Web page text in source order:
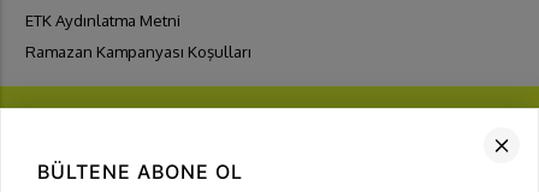
ETK Aydınlatma Metni
Ramazan Kampanyası Koşulları
BÜLTENE ABONE OL